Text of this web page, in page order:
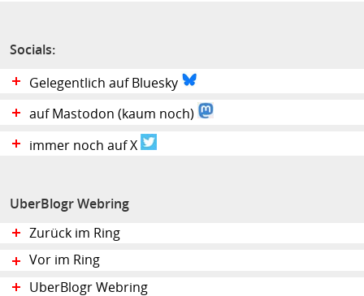
Socials:
Gelegentlich auf Bluesky
auf Mastodon (kaum noch)
immer noch auf X
UberBlogr Webring
Zurück im Ring
Vor im Ring
UberBlogr Webring